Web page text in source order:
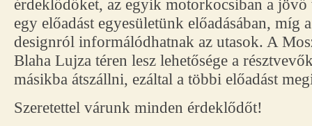
érdeklődőket, az egyik motorkocsiban a
egy előadást egyesületünk előadásában, míg
designról informálódhatnak az utasok. A
Blaha Lujza téren lesz lehetősége a
másikba átszállni, ezáltal a többi előadást
Szeretettel várunk minden érdeklődőt!